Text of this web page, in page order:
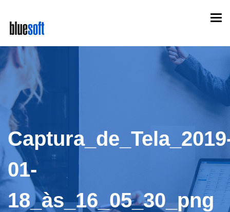
main
content
01-
18_às_16_05_30_png